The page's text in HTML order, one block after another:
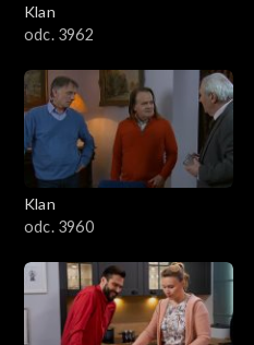
Klan
odc. 3962
Klan
odc. 3960